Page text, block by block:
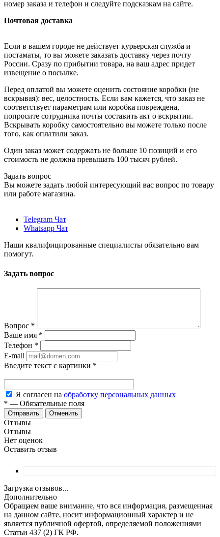
номер заказа и телефон и следуйте подсказкам на сайте.
Почтовая доставка
Если в вашем городе не действует курьерская служба и
постаматы, то вы можете заказать доставку через почту
России. Сразу по прибытии товара, на ваш адрес придет
извещение о посылке.
Перед оплатой вы можете оценить состояние коробки (не
вскрывая): вес, целостность. Если вам кажется, что заказ не
соответствует параметрам или коробка повреждена,
попросите сотрудника почты составить акт о вскрытии.
Вскрывать коробку самостоятельно вы можете только после
того, как оплатили заказ.
Один заказ может содержать не больше 10 позиций и его
стоимость не должна превышать 100 тысяч рублей.
Задать вопрос
Вы можете задать любой интересующий вас вопрос по товару
или работе магазина.
Telegram Чат
Whatsapp Чат
Наши квалифицированные специалисты обязательно вам
помогут.
Задать вопрос
Вопрос *
Ваше имя *
Телефон *
E-mail
Введите текст с картинки *
Я согласен на обработку персональных данных
* — Обязательные поля
Отменить
Отзывы
Отзывы
Нет оценок
Оставить отзыв
Загрузка отзывов...
Дополнительно
Обращаем ваше внимание, что вся информация, размещенная
на данном сайте, носит информационный характер и не
является публичной офертой, определяемой положениями
Статьи 437 (2) ГК РФ.